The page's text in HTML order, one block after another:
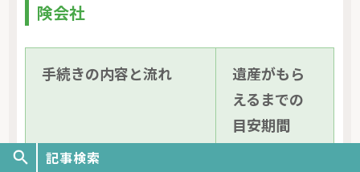
険会社
手続きの内容と流れ
遺産がもら
えるまでの
目安期間